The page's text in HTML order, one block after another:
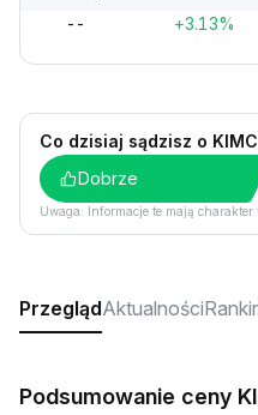
-- +3.13%
Co dzisiaj sądzisz o
Dobrze
Uwaga: Informacje te mają charakter
PrzeglądAktualności
Podsumowanie ceny